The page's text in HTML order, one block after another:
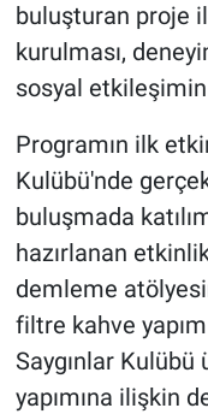
buluşturan proje
kurulması,
sosyal
Programın ilk
Kulübü'nde
buluşmada
hazırlanan
demleme
filtre kahve
Saygınlar Kulübü
yapımına ilişkin